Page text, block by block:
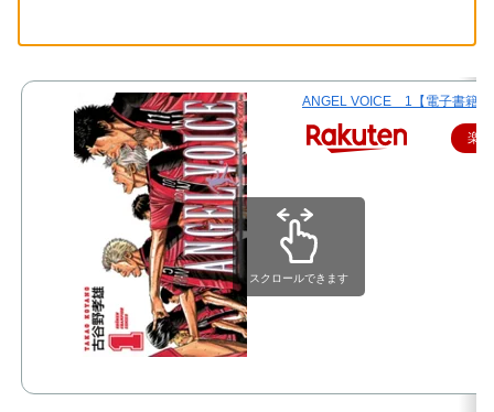
ANGEL VOICE 1【電子書籍】
楽
スクロールできます